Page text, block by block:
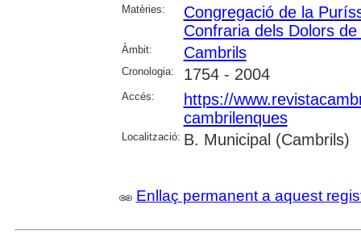
Matèries:
Congregació de la
Confraria dels Dolors
Àmbit: Cambrils
Cronologia: 1754 - 2004
Accés:
https://
cambrilenques
Localització: B. Municipal (Cambrils)
Enllaç permanent a aquest